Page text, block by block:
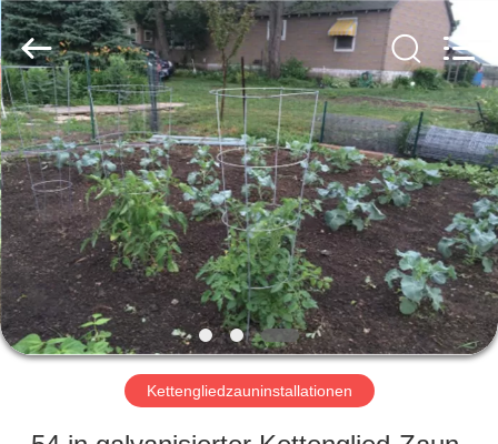
HAUS
PRODUKTE
ÜBER
UNS
FABRIK-
AUSFLUG
XI
RUN
METAL
MESH
CO.,LTD.
All
Rights
Reserved.
Kettengliedzauninstallationen